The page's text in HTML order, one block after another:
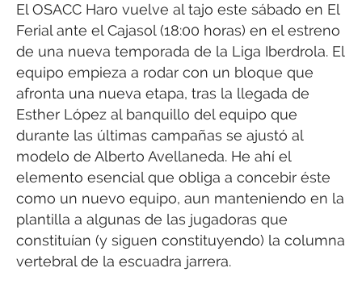
El OSACC Haro vuelve al tajo este sábado en El
Ferial ante el Cajasol (18:00 horas) en el estreno
de una nueva temporada de la Liga Iberdrola. El
equipo empieza a rodar con un bloque que
afronta una nueva etapa, tras la llegada de
Esther López al banquillo del equipo que
durante las últimas campañas se ajustó al
modelo de Alberto Avellaneda. He ahí el
elemento esencial que obliga a concebir éste
como un nuevo equipo, aun manteniendo en la
plantilla a algunas de las jugadoras que
constituían (y siguen constituyendo) la columna
vertebral de la escuadra jarrera.